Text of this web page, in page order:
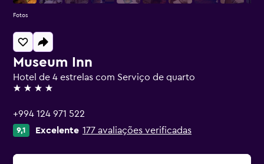
Museum Inn
Hotel de 4 estrelas com Serviço de quarto
4 estrelas
+994 124 971 522
9,1 Excelente 177 avaliações verificadas
Fotos